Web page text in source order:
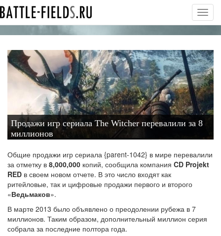
Продажи игр сериала The Witcher перевалили за 8
миллионов
Общие продажи игр сериала {parent-1042} в мире перевалили
за отметку в 8,000,000 копий, сообщила компания CD Projekt
RED в своем новом отчете. В это число входят как
ритейловые, так и цифровые продажи первого и второго
«Ведьмаков».
В марте 2013 было объявлено о преодолении рубежа в 7
миллионов. Таким образом, дополнительный миллион серия
собрала за последние полтора года.